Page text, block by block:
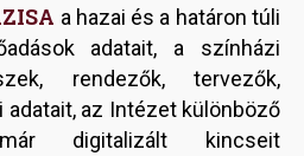
a hazai és a határon túli
adatait, a színházi
rendezők, tervezők,
az Intézet különböző
már digitalizált kincseit